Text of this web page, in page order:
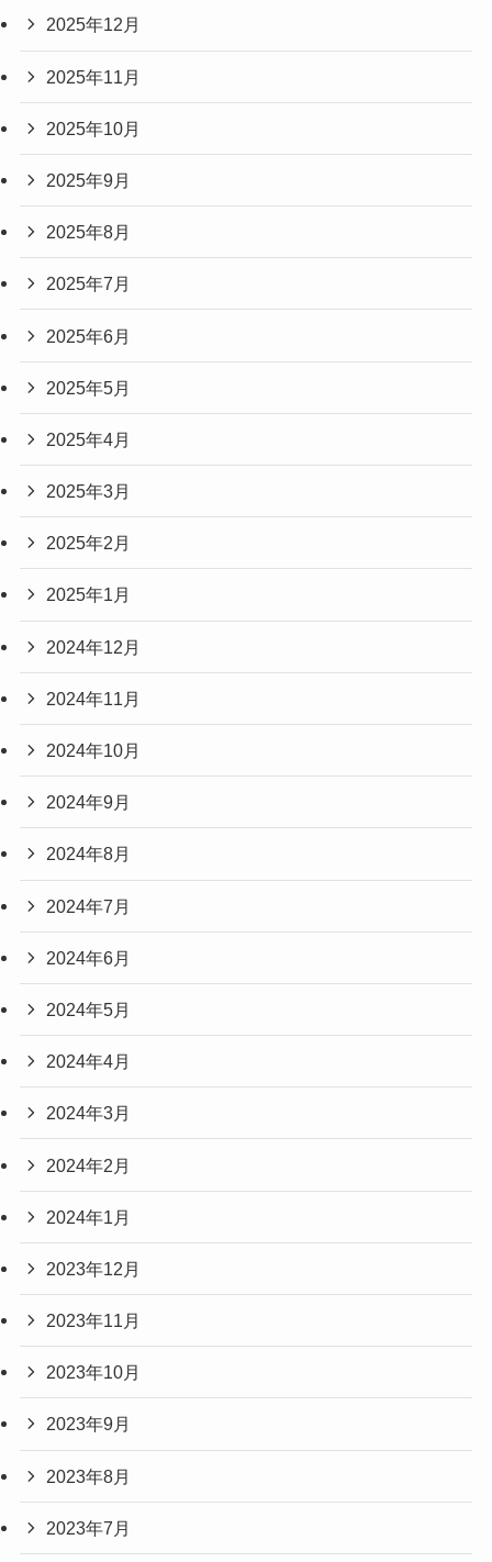
2025年12月
2025年11月
2025年10月
2025年9月
2025年8月
2025年7月
2025年6月
2025年5月
2025年4月
2025年3月
2025年2月
2025年1月
2024年12月
2024年11月
2024年10月
2024年9月
2024年8月
2024年7月
2024年6月
2024年5月
2024年4月
2024年3月
2024年2月
2024年1月
2023年12月
2023年11月
2023年10月
2023年9月
2023年8月
2023年7月